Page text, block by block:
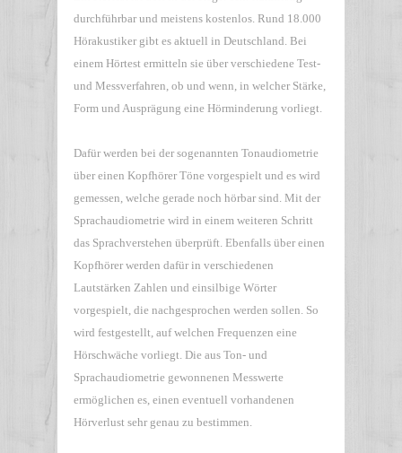
durchführbar und meistens kostenlos. Rund 18.000
Hörakustiker gibt es aktuell in Deutschland. Bei
einem Hörtest ermitteln sie über verschiedene Test-
und Messverfahren, ob und wenn, in welcher Stärke,
Form und Ausprägung eine Hörminderung vorliegt.
Dafür werden bei der sogenannten Tonaudiometrie
über einen Kopfhörer Töne vorgespielt und es wird
gemessen, welche gerade noch hörbar sind. Mit der
Sprachaudiometrie wird in einem weiteren Schritt
das Sprachverstehen überprüft. Ebenfalls über einen
Kopfhörer werden dafür in verschiedenen
Lautstärken Zahlen und einsilbige Wörter
vorgespielt, die nachgesprochen werden sollen. So
wird festgestellt, auf welchen Frequenzen eine
Hörschwäche vorliegt. Die aus Ton- und
Sprachaudiometrie gewonnenen Messwerte
ermöglichen es, einen eventuell vorhandenen
Hörverlust sehr genau zu bestimmen.